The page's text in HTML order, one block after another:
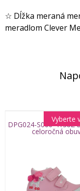
☆ Dĺžka meraná
meradlom Clever
DPG024-S066-41382
celoročná
Vyberte